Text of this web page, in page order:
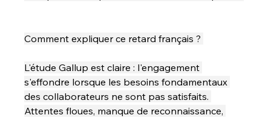
Comment expliquer ce retard français ?
L'étude Gallup est claire : l'engagement
s'effondre lorsque les besoins fondamentaux
des collaborateurs ne sont pas satisfaits.
Attentes floues, manque de reconnaissance,